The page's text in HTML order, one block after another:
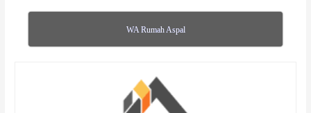
WA Rumah Aspal